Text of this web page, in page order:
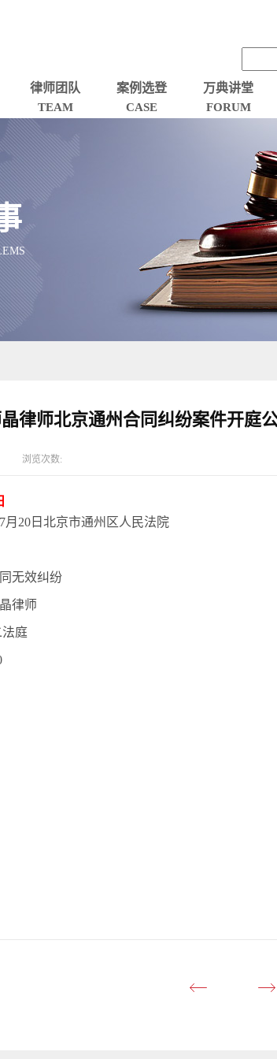
律师团队
TEAM
案例选登
CASE
万典讲堂
FORUM
律师北京通州合同纠纷案件开庭
浏览次数:
月20日北京市通州区人民法院
无效纠纷
律师
庭